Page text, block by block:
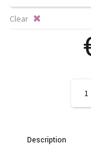
Clear
Description